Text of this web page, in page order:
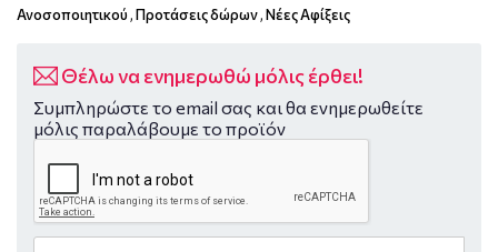
Ανοσοποιητικού,Προτάσεις δώρων,Νέες Αφίξεις
Θέλω να ενημερωθώ μόλις έρθει!
Συμπληρώστε το email σας και θα ενημερωθείτε
μόλις παραλάβουμε το προϊόν